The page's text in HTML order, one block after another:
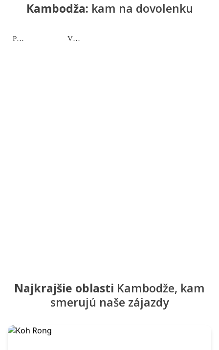
Kambodža: kam na dovolenku
Pobrežie Vnútrozemie
Najkrajšie oblasti Kambodže, kam
smerujú naše zájazdy